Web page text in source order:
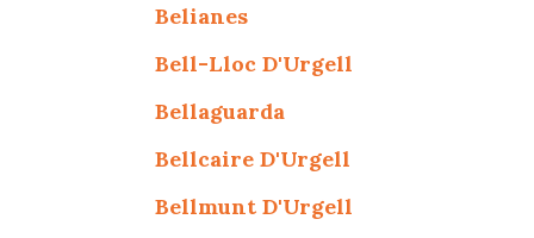
Belianes
Bell-Lloc D'Urgell
Bellaguarda
Bellcaire D'Urgell
Bellmunt D'Urgell